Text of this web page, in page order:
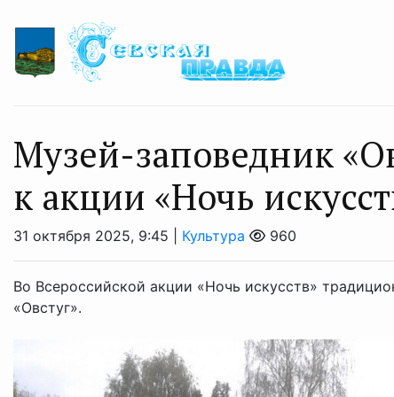
Музей-заповедник
к акции «Ночь
31 октября 2025, 9:45 | Культура 960
Во Всероссийской акции «Ночь искусств»
«Овстуг».